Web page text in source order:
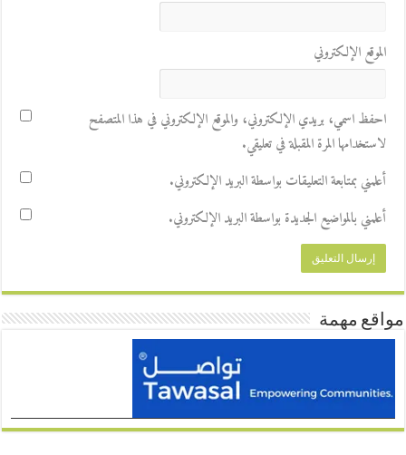
الموقع الإلكتروني
احفظ اسمي، بريدي الإلكتروني، والموقع الإلكتروني في هذا المتصفح
لاستخدامها المرة المقبلة في تعليقي.
أعلمني بمتابعة التعليقات بواسطة البريد الإلكتروني.
أعلمني بالمواضيع الجديدة بواسطة البريد الإلكتروني.
مواقع مهمة